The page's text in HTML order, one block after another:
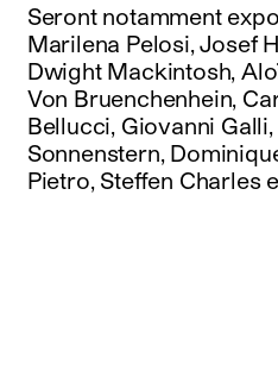
Seront notamment
Marilena Pelosi, Josef
Dwight Mackintosh,
Von Bruenchenhein,
Bellucci, Giovanni
Sonnenstern,
Pietro, Steffen Charles